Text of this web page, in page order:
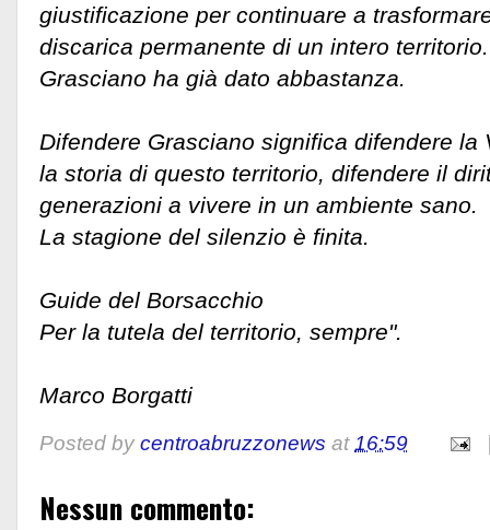
giustificazione per continuare a
discarica permanente di un intero territorio.
Grasciano ha già dato abbastanza.
Difendere Grasciano significa difendere la
la storia di questo territorio, difendere il
generazioni a vivere in un ambiente sano.
La stagione del silenzio è finita.
Guide del Borsacchio
Per la tutela del territorio, sempre".
Marco Borgatti
Posted by centroabruzzonews at16:59
Nessun commento: